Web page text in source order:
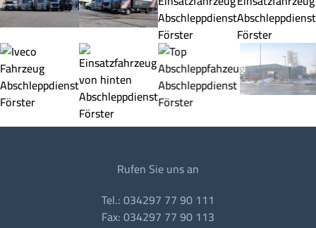
Rufen Sie uns an
Tel.: 034297 77 90 111
Fax: 034297 77 90 113